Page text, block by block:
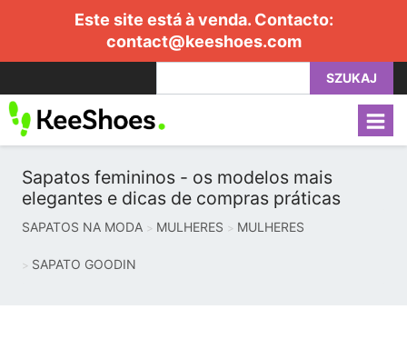
Este site está à venda. Contacto:
contact@keeshoes.com
SZUKAJ
Sapatos femininos - os modelos mais
elegantes e dicas de compras práticas
SAPATOS NA MODA MULHERES MULHERES
SAPATO GOODIN